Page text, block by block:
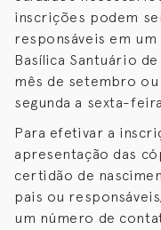
inscrições podem
responsáveis em
Basílica Santuário
mês de setembro ou
segunda a sexta-
Para efetivar a
apresentação das
certidão de
pais ou
um número de